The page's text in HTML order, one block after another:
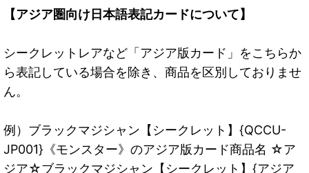
【アジア圏向け日本語表記カードについて】
シークレットレアなど「アジア版カード」をこちらか
ら表記している場合を除き、商品を区別しておりませ
ん。
例）ブラックマジシャン【シークレット】{QCCU-
JP001}《モンスター》のアジア版カード商品名 ☆ア
ジア☆ブラックマジシャン【シークレット】{アジア